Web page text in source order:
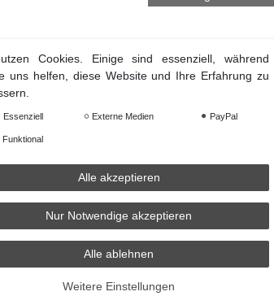
Versand Ab € 70 (DE & AT)
Weihnachtsdeko
Cookies. Einige sind essenziell, während
uns helfen, diese Website und Ihre Erfahrung zu
Essenziell Externe Medien PayPal
Funktional
Alle akzeptieren
Nur Notwendige akzeptieren
Alle ablehnen
Weitere Einstellungen